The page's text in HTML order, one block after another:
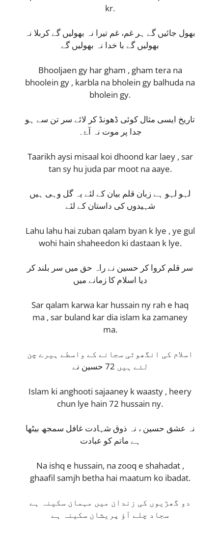
kr.
بھول جائیں گے ہر غم، غم تیرا نہ بھولیں گے کربلا نہ
بھولیں گے با خدا نہ بھولیں گے
Bhooljaen gy har gham , gham tera na
bhoolein gy , karbla na bholein gy balhuda na
bholein gy.
تاریخ ایسی مثال کوئی ڈھونڈ کر لائے سر تن سے ہو
جدا پر موت نہ آۓ۔
Taarikh aysi misaal koi dhoond kar laey , sar
tan sy hu juda par moot na aaye.
لہو لہو ہے زبان قلم بیان کے لئے یہ گل وہی ہیں
شہیدوں کی داستان کے لئے
Lahu lahu hai zuban qalam byan k lye , ye gul
wohi hain shaheedon ki dastaan k lye.
سر قلم کروا کر حسین نے راہ حق میں سر بلند کر
دیا اسلام کا زمانے میں
Sar qalam karwa kar hussain ny rah e haq
ma , sar buland kar dia islam ka zamaney
ma.
اسلام کی انگھوٹی سجانے کے واسطے ہیرے چن
لئے ہیں 72 حسین نے
Islam ki anghooti sajaaney k waasty , heery
chun lye hain 72 hussain ny.
نہ عشق حسین ، نہ ذوق شہادت غافل سمجھ بیٹھا
ہے ماتم کو عبادت
Na ishq e hussain, na zooq e shahadat ,
ghaafil samjh betha hai maatum ko ibadat.
دو گھڑیوں کی زندان میں مہمان سکینہ ہے
سجاد چلے آؤ پریشان سکینہ ہے